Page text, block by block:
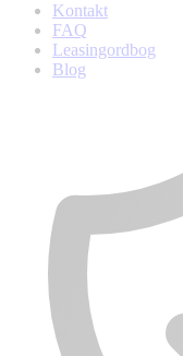
Kontakt
FAQ
Leasingordbog
Blog